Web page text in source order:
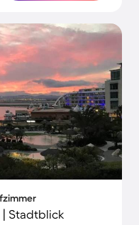
| Stadtblick